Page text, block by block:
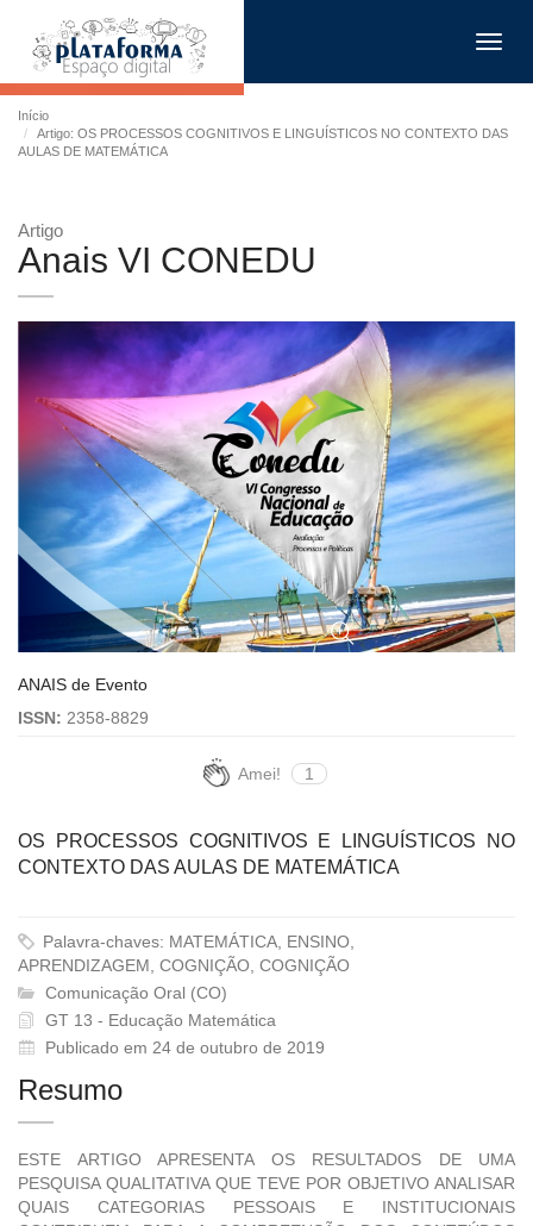
Início
Artigo: OS PROCESSOS COGNITIVOS E LINGUÍSTICOS NO CONTEXTO DAS
AULAS DE MATEMÁTICA
Artigo
Anais VI CONEDU
ANAIS de Evento
ISSN: 2358-8829
Amei! 1
OS PROCESSOS COGNITIVOS E LINGUÍSTICOS NO
CONTEXTO DAS AULAS DE MATEMÁTICA
Palavra-chaves: MATEMÁTICA, ENSINO,
APRENDIZAGEM, COGNIÇÃO, COGNIÇÃO
Comunicação Oral (CO)
GT 13 - Educação Matemática
Publicado em 24 de outubro de 2019
Resumo
ESTE ARTIGO APRESENTA OS RESULTADOS DE UMA
PESQUISA QUALITATIVA QUE TEVE POR OBJETIVO ANALISAR
QUAIS CATEGORIAS PESSOAIS E INSTITUCIONAIS